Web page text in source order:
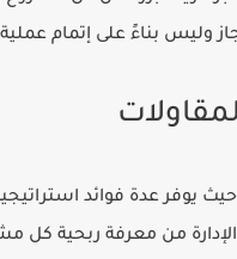
وليس بناءً على إتمام
يوفر عدة فوائد
من معرفة ربحية كل